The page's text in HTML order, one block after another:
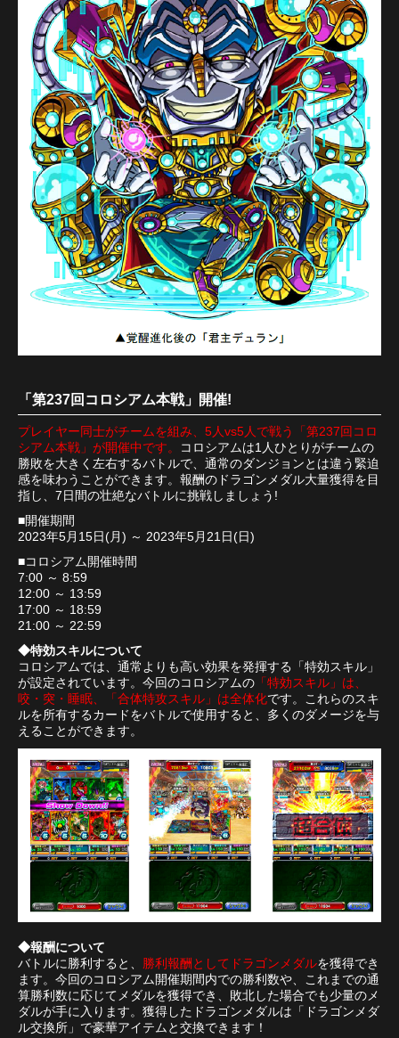
「第237回コロシアム本戦」開催!
プレイヤー同士がチームを組み、5人vs5人で戦う「第237回コロ
シアム本戦」が開催中です。
コロシアムは1人ひとりがチームの
勝敗を大きく左右するバトルで、通常のダンジョンとは違う緊迫
感を味わうことができます。報酬のドラゴンメダル大量獲得を目
指し、7日間の壮絶なバトルに挑戦しましょう!
■開催期間
2023年5月15日(月) ～ 2023年5月21日(日)
■コロシアム開催時間
7:00 ～ 8:59
12:00 ～ 13:59
17:00 ～ 18:59
21:00 ～ 22:59
◆特効スキルについて
コロシアムでは、通常よりも高い効果を発揮する「特効スキル」
が設定されています。今回のコロシアムの 「特効スキル」は、
咬・突・睡眠、「合体特攻スキル」は全体化です。これらのスキ
ルを所有するカードをバトルで使用すると、多くのダメージを与
えることができます。
◆報酬について
バトルに勝利すると、
勝利報酬としてドラゴンメダルを獲得でき
ます。今回のコロシアム開催期間内での勝利数や、これまでの通
算勝利数に応じてメダルを獲得でき、敗北した場合でも少量のメ
ダルが手に入ります。獲得したドラゴンメダルは「ドラゴンメダ
ル交換所」で豪華アイテムと交換できます！